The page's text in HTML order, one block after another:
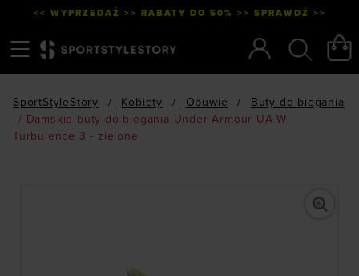
<< WYPRZEDAŻ >> RABATY DO 50% >> SPRAWDŹ >>
SportStyleStory / Kobiety / Obuwie /
Buty do biegania
/ Damskie buty do biegania Under Armour UA W
Turbulence 3 - zielone